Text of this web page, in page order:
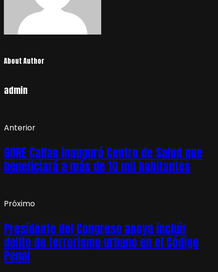
About Author
admin
Anterior
GORE Callao inauguró Centro de Salud que
beneficiará a más de 10 mil habitantes
Próximo
Presidente del Congreso apoya incluir
delito de terrorismo urbano en el Código
Penal